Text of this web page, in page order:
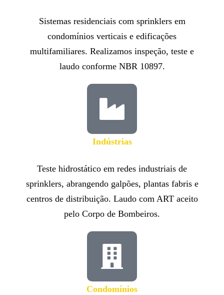
Sistemas residenciais com sprinklers em
condomínios verticais e edificações
multifamiliares. Realizamos inspeção, teste e
laudo conforme NBR 10897.
Indústrias
Teste hidrostático em redes industriais de
sprinklers, abrangendo galpões, plantas fabris e
centros de distribuição. Laudo com ART aceito
pelo Corpo de Bombeiros.
Condomínios